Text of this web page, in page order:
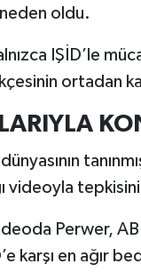
neden oldu.
IŞİD’le
ortadan
videoyla
Perwer,
karşı en ağır